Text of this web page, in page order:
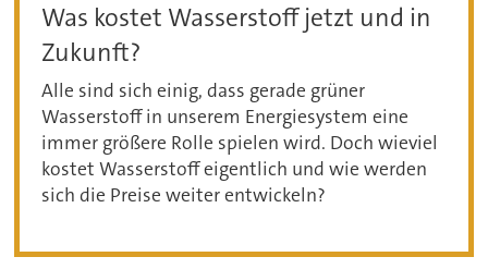
Was kostet Wasserstoff jetzt und in
Zukunft?
Alle sind sich einig, dass gerade grüner
Wasserstoff in unserem Energiesystem eine
immer größere Rolle spielen wird. Doch wieviel
kostet Wasserstoff eigentlich und wie werden
sich die Preise weiter entwickeln?